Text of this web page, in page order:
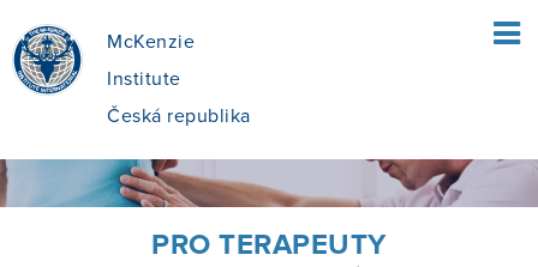
McKenzie
Institute
Česká republika
ÚVOD
PRO TERAPEUTY